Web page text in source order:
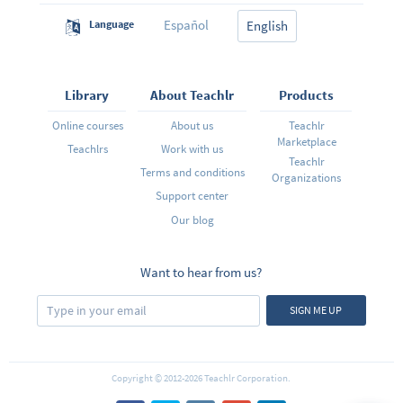
para Romper Tus Miedos a Interactuar con la gente,
Haciendo Uso de Ciertos Trucos Psicologicos para
poder Interactuar con las personas SIN Exponerte al
Por Vida, para Convertirte en Tu Mejor Tú!
Language Español English
Library
Online courses
Teachlrs
About Teachlr
About us
Work with us
Terms and conditions
Support center
Our blog
Products
Teachlr
Marketplace
Teachlr
Organizations
Want to hear from us?
SIGN ME UP
Copyright © 2012-2026 Teachlr Corporation.